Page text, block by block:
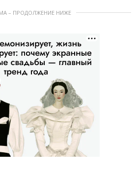
– ПРОДОЛЖЕНИЕ НИЖЕ